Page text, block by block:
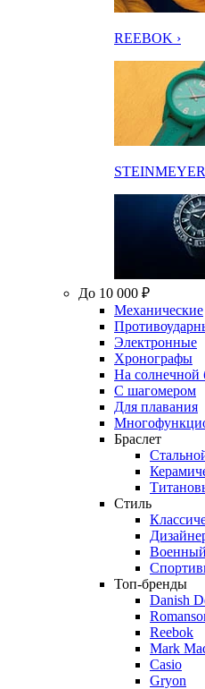
REEBOK ›
До 10 000 ₽
Механические
Электронные
Хронографы
На солнечной
С шагомером
Для плавания
Браслет
Стиль
Топ-бренды
Danish
Reebok
Mark
Casio
Gryon